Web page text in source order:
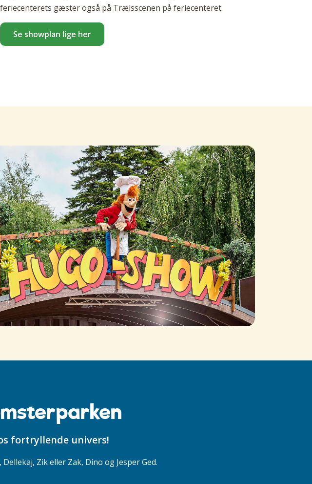
feriecenterets gæster også på Trælsscenen på feriecenteret.
Se showplan lige her
fortryllende univers!
Zik eller Zak, Dino og Jesper Ged.